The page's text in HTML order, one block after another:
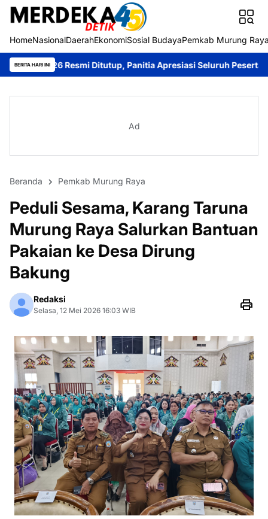
HomeNasionalDaerahEkonomiSosial BudayaPemkab Murung
BERITA HARI INI
Ditutup, Panitia Apresiasi Seluruh Peserta Bupati Heriyus
Ad
Beranda Pemkab Murung Raya
Peduli Sesama, Karang Taruna
Murung Raya Salurkan Bantuan
Pakaian ke Desa Dirung
Bakung
Redaksi
Selasa, 12 Mei 2026 16:03 WIB